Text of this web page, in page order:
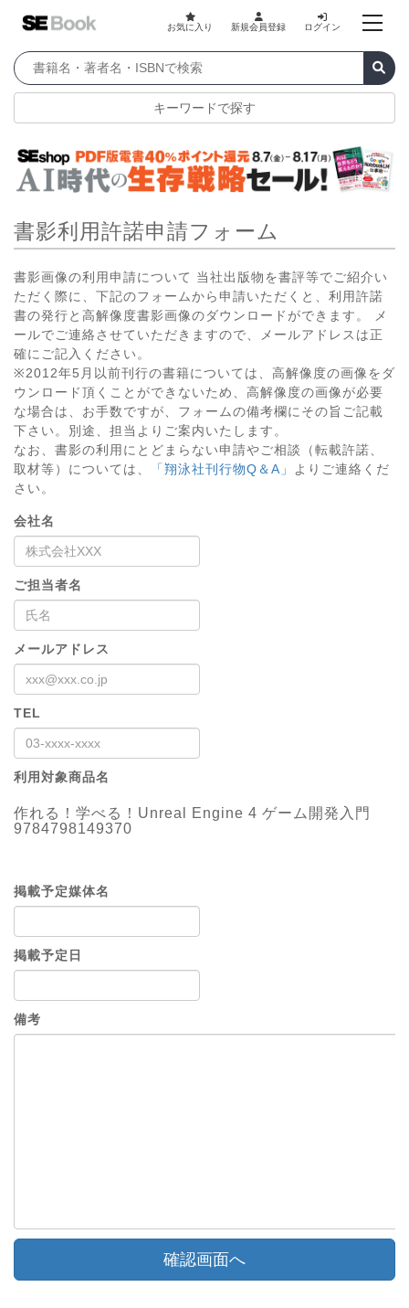
お気に入り 新規会員登録 ログイン
キーワードで探す
書影利用許諾申請フォーム
書影画像の利用申請について 当社出版物を書評等でご紹介い
ただく際に、下記のフォームから申請いただくと、利用許諾
書の発行と高解像度書影画像のダウンロードができます。 メ
ールでご連絡させていただきますので、メールアドレスは正
確にご記入ください。
※2012年5月以前刊行の書籍については、高解像度の画像をダ
ウンロード頂くことができないため、高解像度の画像が必要
な場合は、お手数ですが、フォームの備考欄にその旨ご記載
下さい。別途、担当よりご案内いたします。
なお、書影の利用にとどまらない申請やご相談（転載許諾、
取材等）については、
「翔泳社刊行物Q＆A」
よりご連絡くだ
さい。
会社名
ご担当者名
メールアドレス
TEL
利用対象商品名
作れる！学べる！Unreal Engine 4 ゲーム開発入門
9784798149370
掲載予定媒体名
掲載予定日
備考
確認画面へ